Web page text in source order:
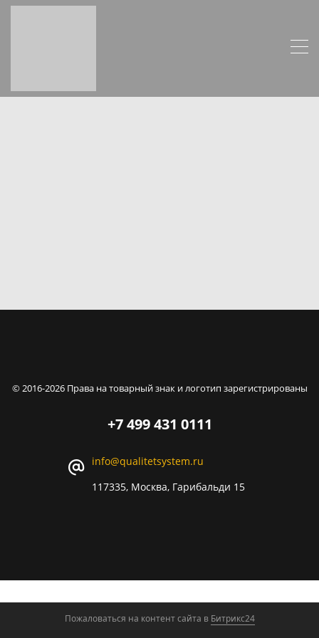
© 2016-2026 Права на товарный знак и логотип зарегистрированы
+7 499 431 0111
info@qualitetsystem.ru
117335, Москва, Гарибальди 15
Пожаловаться на контент cайта в Битрикс24